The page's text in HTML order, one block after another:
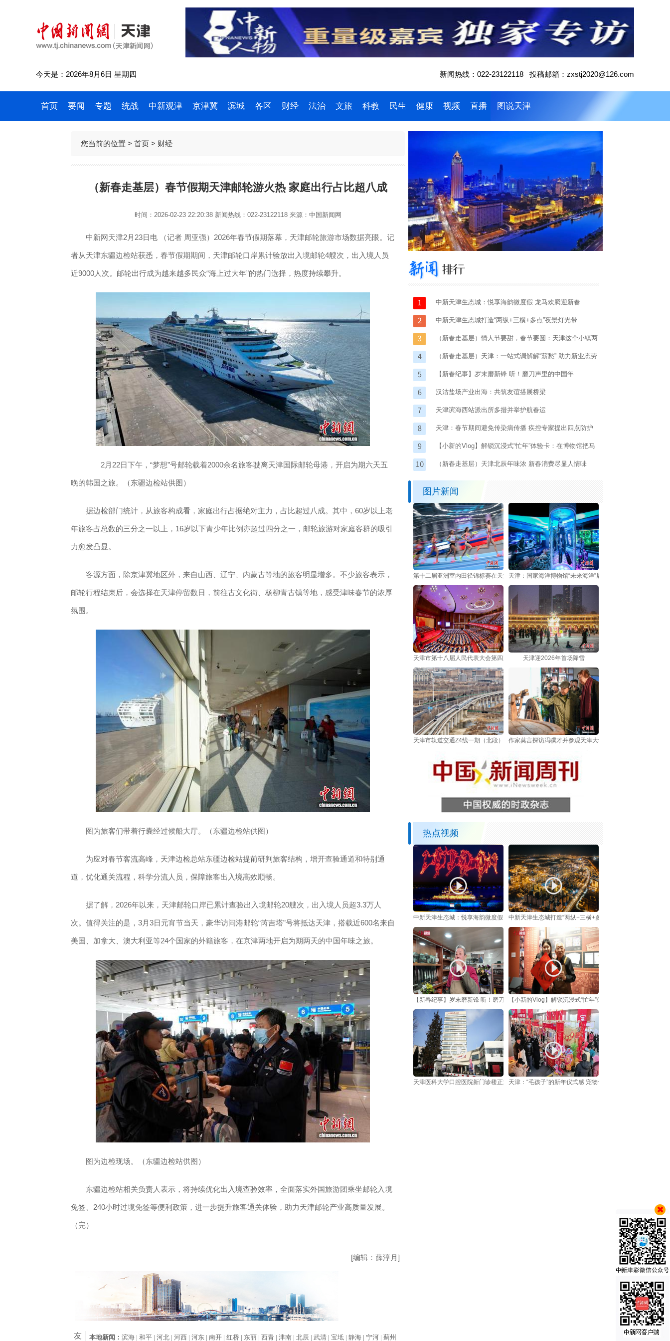
今天是：2026年8月6日 星期四 新闻热线：022-23122118 投稿邮箱：zxstj2020@126.com
首页 要闻 专题 统战 中新观津 京津冀 滨城 各区 财经 法治 文旅 科教 民生 健康 视频 直播 图说天津
您当前的位置 > 首页 > 财经
（新春走基层）春节假期天津邮轮游火热 家庭出行占比超八成
时间：2026-02-23 22:20:38 新闻热线：022-23122118来源：中国新闻网
中新网天津2月23日电 （记者 周亚强）2026年春节假期落幕，天津邮轮旅游市场数据亮眼。记
者从天津东疆边检站获悉，春节假期期间，天津邮轮口岸累计验放出入境邮轮4艘次，出入境人员
近9000人次。邮轮出行成为越来越多民众“海上过大年”的热门选择，热度持续攀升。
2月22日下午，“梦想”号邮轮载着2000余名旅客驶离天津国际邮轮母港，开启为期六天五
晚的韩国之旅。（东疆边检站供图）
据边检部门统计，从旅客构成看，家庭出行占据绝对主力，占比超过八成。其中，60岁以上老
年旅客占总数的三分之一以上，16岁以下青少年比例亦超过四分之一，邮轮旅游对家庭客群的吸引
力愈发凸显。
客源方面，除京津冀地区外，来自山西、辽宁、内蒙古等地的旅客明显增多。不少旅客表示，
邮轮行程结束后，会选择在天津停留数日，前往古文化街、杨柳青古镇等地，感受津味春节的浓厚
氛围。
图为旅客们带着行囊经过候船大厅。（东疆边检站供图）
为应对春节客流高峰，天津边检总站东疆边检站提前研判旅客结构，增开查验通道和特别通
道，优化通关流程，科学分流人员，保障旅客出入境高效顺畅。
据了解，2026年以来，天津邮轮口岸已累计查验出入境邮轮20艘次，出入境人员超3.3万人
次。值得关注的是，3月3日元宵节当天，豪华访问港邮轮“芮吉塔”号将抵达天津，搭载近600名来自
美国、加拿大、澳大利亚等24个国家的外籍旅客，在京津两地开启为期两天的中国年味之旅。
图为边检现场。（东疆边检站供图）
东疆边检站相关负责人表示，将持续优化出入境查验效率，全面落实外国旅游团乘坐邮轮入境
免签、240小时过境免签等便利政策，进一步提升旅客通关体验，助力天津邮轮产业高质量发展。
（完）
[编辑：薛淳月]
中新天津生态城：悦享海韵微度假 龙马欢腾迎新春
中新天津生态城打造“两纵+三横+多点”夜景灯光带
（新春走基层）情人节要甜，春节要圆：天津这个小镇两
样都全
（新春走基层）天津：一站式调解解“薪愁” 助力新业态劳
动者维权
【新春纪事】岁末磨新锋 听！磨刀声里的中国年
汉沽盐场产业出海：共筑友谊搭展桥梁
天津滨海西站派出所多措并举护航春运
天津：春节期间避免传染病传播 疾控专家提出四点防护
建议
【小新的Vlog】解锁沉浸式“忙年”体验卡：在博物馆把马
年福气接回家
（新春走基层）天津北辰年味浓 新春消费尽显人情味
图片新闻
第十二届亚洲室内田径锦标赛在天津开赛天津：国家海洋博物馆“未来海洋”展厅上线 科技赋能沉浸式
天津市第十八届人民代表大会第四次会议开幕天津迎2026年首场降雪
天津市轨道交通Z4线一期（北段）开通运营作家莫言探访冯骥才并参观天津大学冯骥才博物馆
热点视频
中新天津生态城：悦享海韵微度假 龙马欢腾迎新春中新天津生态城打造“两纵+三横+多点”夜景灯光带
【新春纪事】岁末磨新锋 听！磨刀声里的中国年【小新的Vlog】解锁沉浸式“忙年”体验卡：在博物馆把马年
天津医科大学口腔医院新门诊楼正式开诊启用天津：“毛孩子”的新年仪式感 宠物也有“年货节”
友 本地新闻： 滨海 |和平 |河北 |河西 |河东 |南开 |红桥 | 东丽 |西青 |津南 |北辰 |武清 |宝坻 |静海 |宁河 |蓟州